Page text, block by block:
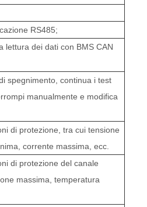
RS485;
lettura dei dati con BMS CAN
spegnimento, continua i test
manualmente e modifica
di protezione, tra cui tensione
corrente massima, ecc.
di protezione del canale
massima, temperatura